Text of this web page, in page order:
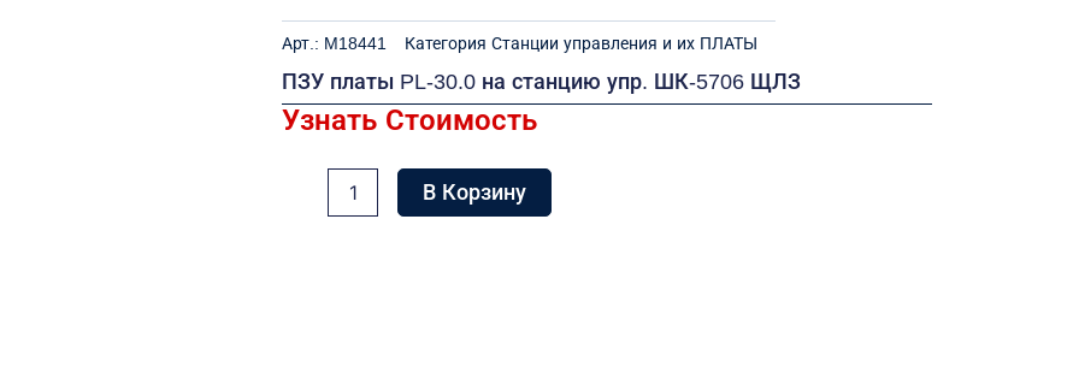
Арт.: M18441 Категория Станции управления и их ПЛАТЫ
ПЗУ платы PL-30.0 на станцию упр. ШК-5706 ЩЛЗ
Узнать Стоимость
В Корзину